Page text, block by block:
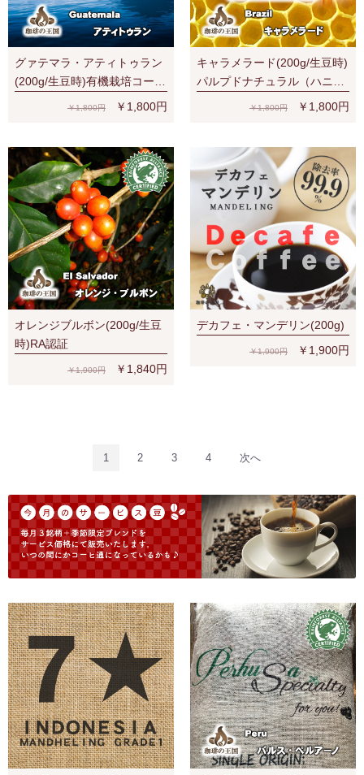
グァテマラ・アティトゥラン
(200g/生豆時)有機栽培コーヒ
￥1,800円 ￥1,800円
キャラメラード(200g/生豆時)
パルプドナチュラル（ハニー
￥1,800円 ￥1,800円
オレンジブルボン(200g/生豆
時)RA認証
￥1,900円 ￥1,840円
デカフェ・マンデリン(200g)
￥1,900円 ￥1,900円
1 2 3 4 次へ